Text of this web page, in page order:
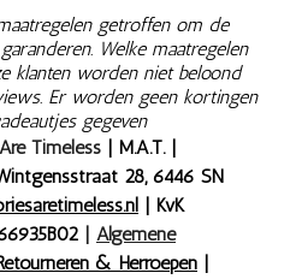
getroffen om de
Welke maatregelen
klanten worden niet beloond
Er worden geen kortingen
gegeven
Timeless | M.A.T. |
28, 6446 SN
| KvK
Algemene
& Herroepen